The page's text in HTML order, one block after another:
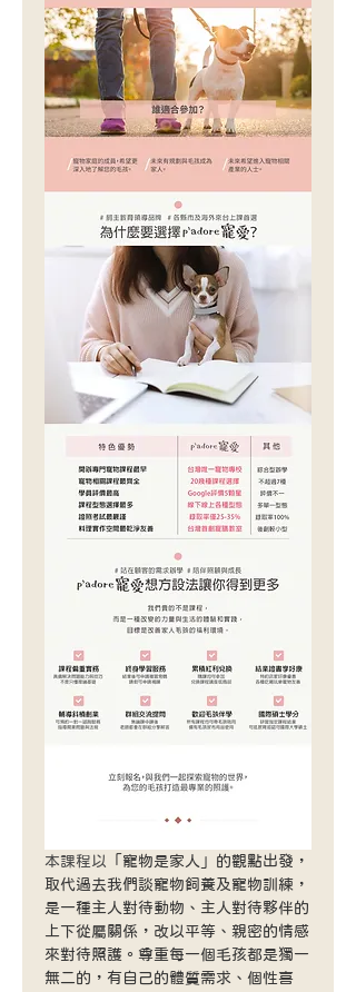
本課程以
「寵物是家人」的觀點出發，
取代過去我們談寵物飼養及寵物訓練，
是一種主人對待動物、主人對待夥伴的
上下從屬關係，改以平等、親密的情感
來對待照護。尊重每一個毛孩都是獨一
無二的，有自己的體質需求、個性喜